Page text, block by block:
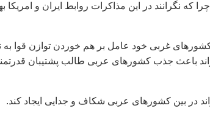
که نگرانند در اين مذاکرات روابط ايران و امريکا
کشورهای غربی خود عامل بر هم خوردن توازن قوا به
باعث جذب کشورهای عربی طالب پشتيبان
در بين کشورهای عربی شکاف و جدايی ايجاد کند.